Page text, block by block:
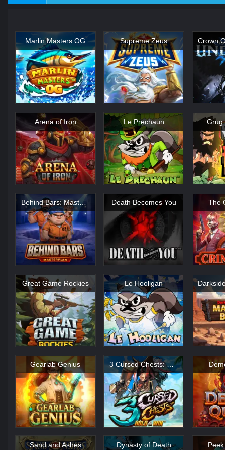
Marlin Masters OG Supreme Zeus
Arena of Iron Le Prechaun Grug
Behind Bars: Masterplan Death Becomes You The
Great Game Rockies Le Hooligan
Gearlab Genius 3 Cursed Chests: Hold & Win
Sand and Ashes Dynasty of Death